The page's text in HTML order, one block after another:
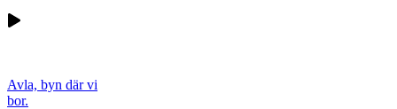
Avla, byn där vi
bor.